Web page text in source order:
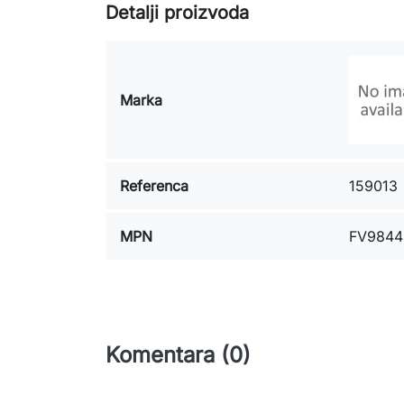
Detalji proizvoda
Marka
Referenca 159013
MPN
Komentara (0)